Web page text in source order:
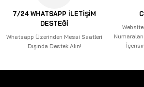
7/24 WHATSAPP İLETİŞİM
DESTEĞİ
Whatsapp Üzerinden Mesai Saatleri
Dışında Destek Alın!